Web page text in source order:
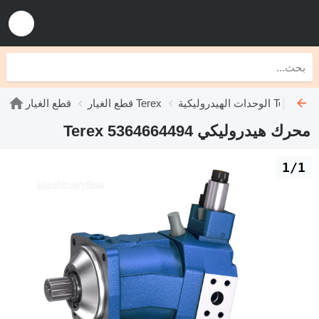
قطع الغيار قطع الغيار Terex الوحدات الهيدروليكية Terex
محرك هيدروليكي Terex 5364664494
1/1